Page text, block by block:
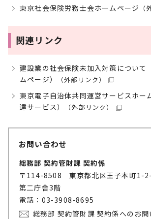
東京社会保険労務士会ホームページ （
関連リンク
建設業の社会保険未加入対策について
ムページ）
（外部リンク）
東京電子自治体共同運営サービスホー
達サービス）
（外部リンク）
お問い合わせ
総務部 契約管財課 契約係
〒114-8508 東京都北区王子本町1-
第二庁舎3階
電話：03-3908-8695
総務部 契約管財課 契約係へのお